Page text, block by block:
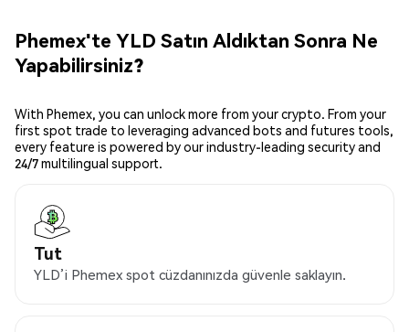
Phemex'te YLD Satın Aldıktan Sonra Ne
Yapabilirsiniz?
With Phemex, you can unlock more from your crypto. From your
first spot trade to leveraging advanced bots and futures tools,
every feature is powered by our industry-leading security and
24/7 multilingual support.
Tut
YLD’i Phemex spot cüzdanınızda güvenle saklayın.